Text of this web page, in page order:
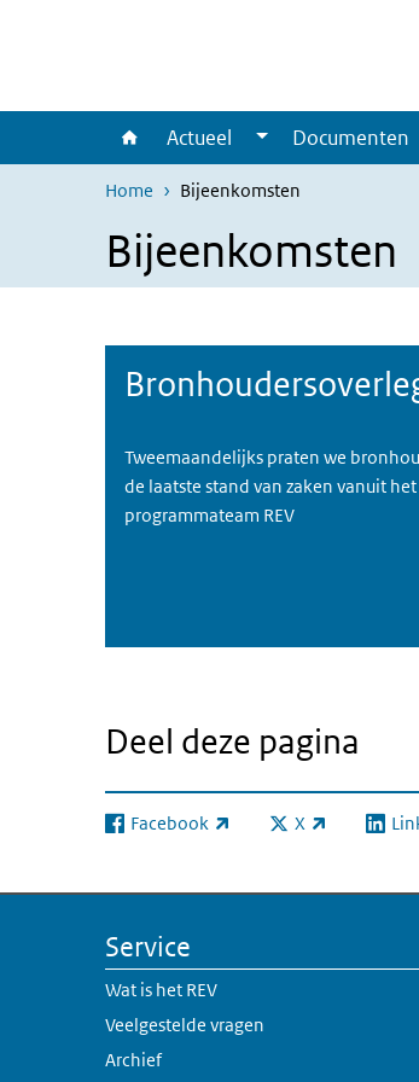
Actueel Documenten
Home Bijeenkomsten
Bijeenkomsten
Tweemaandelijks praten we
de laatste stand van zaken vanuit het
programmateam REV
Deel deze pagina
Facebook
(externe link) X
(externe link)
Service
Wat is het REV
Veelgestelde vragen
Archief